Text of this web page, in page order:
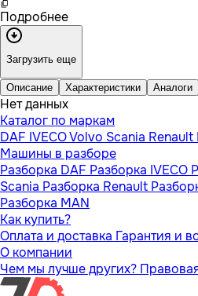
Подробнее
Загрузить еще
Описание Характеристики Аналоги
Нет данных
Каталог по маркам
DAF IVECOVolvo Scania Renault
Машины в разборе
Разборка DAF Разборка IVECO
Scania Разборка Renault
Разборка MAN
Как купить?
Оплата и доставка Гарантия и
О компании
Чем мы лучше других?